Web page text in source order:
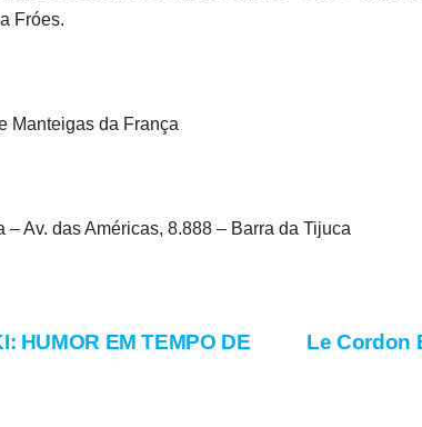
Fróes.
Manteigas da França
Av. das Américas, 8.888 – Barra da Tijuca
Le Cordon
HUMOR EM TEMPO DE